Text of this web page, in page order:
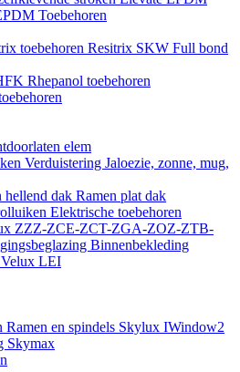
Toebehoren
toebehoren Resitrix SKW Full bond
Rhepanol toebehoren
elem
Verduistering Jaloezie, zonne, mug,
hellend dak Ramen plat dak
Elektrische toebehoren
ZZZ-ZCE-ZCT-ZGA-ZOZ-ZTB-
Binnenbekleding
Velux LEI
Ramen en spindels Skylux IWindow2
Skymax